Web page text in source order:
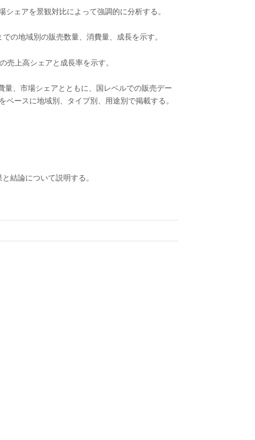
ェアを景観対比によって強調的に分析する。
の地域別の販売数量、消費量、成長を示す。
上高シェアと成長率を示す。
、市場シェアとともに、国レベルでの販売デー
ースに地域別、タイプ別、用途別で掲載する。
結論について説明する。